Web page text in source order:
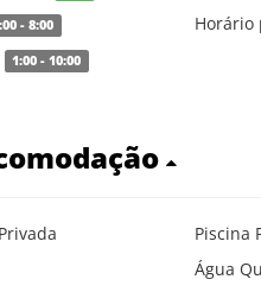
- 8:00 Horário
1:00 - 10:00
Piscina
Água